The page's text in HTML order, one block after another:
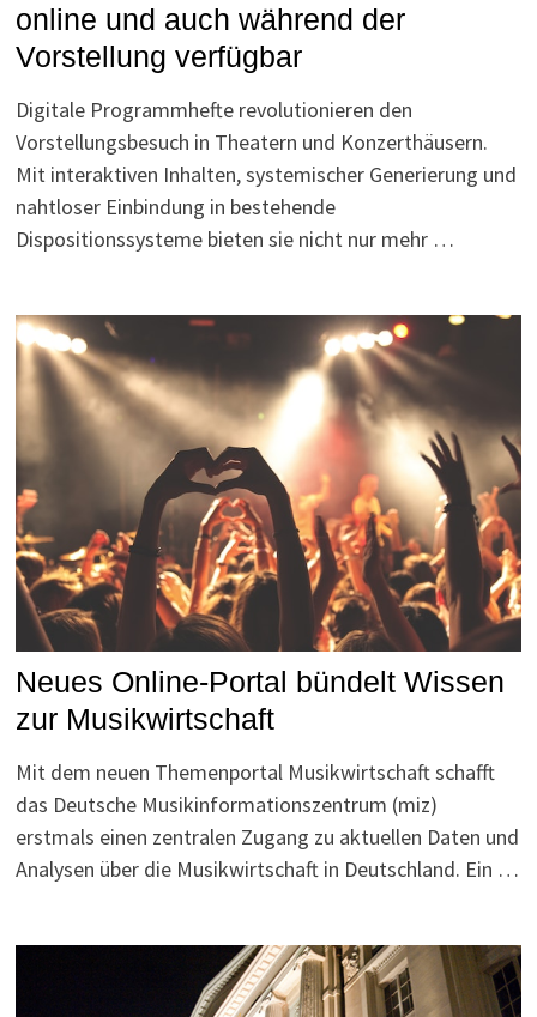
online und auch während der
Vorstellung verfügbar
Digitale Programmhefte revolutionieren den
Vorstellungsbesuch in Theatern und Konzerthäusern.
Mit interaktiven Inhalten, systemischer Generierung und
nahtloser Einbindung in bestehende
Dispositionssysteme bieten sie nicht nur mehr …
Neues Online-Portal bündelt Wissen
zur Musikwirtschaft
Mit dem neuen Themenportal Musikwirtschaft schafft
das Deutsche Musikinformationszentrum (miz)
erstmals einen zentralen Zugang zu aktuellen Daten und
Analysen über die Musikwirtschaft in Deutschland. Ein …